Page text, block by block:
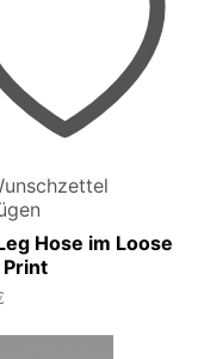
Hose im Loose
Print